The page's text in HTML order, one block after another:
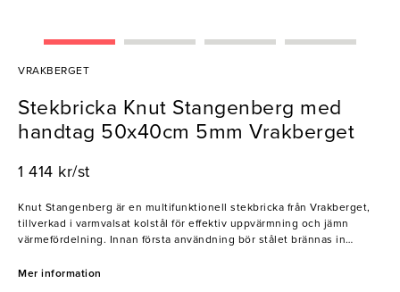
VRAKBERGET
Stekbricka Knut Stangenberg med
handtag 50x40cm 5mm Vrakberget
1 414 kr/st
Knut Stangenberg är en multifunktionell stekbricka från Vrakberget,
tillverkad i varmvalsat kolstål för effektiv uppvärmning och jämn
värmefördelning. Innan första användning bör stålet brännas in
får en rödbrun ton. Efter användning räcker det med handdisk i varmt
Mer information